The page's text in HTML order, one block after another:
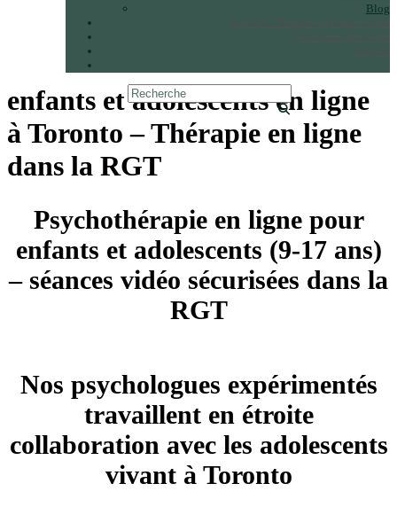
Blog
enfants et adolescents en ligne
à Toronto – Thérapie en ligne
dans la RGT
Psychothérapie en ligne pour
enfants et adolescents (9-17 ans)
– séances vidéo sécurisées dans la
RGT
Nos psychologues expérimentés
travaillent en étroite
collaboration avec les adolescents
vivant à Toronto